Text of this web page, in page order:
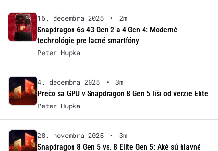
16. decembra 2025 •
2m
Snapdragon 6s 4G Gen 2 a 4 Gen 4: Moderné
technológie pre lacné smartfóny
Peter Hupka
4. decembra 2025 •
3m
Prečo sa GPU v Snapdragon 8 Gen 5 líši od verzie Elite
Peter Hupka
28. novembra 2025 •
3m
Snapdragon 8 Gen 5 vs. 8 Elite Gen 5: Aké sú hlavné